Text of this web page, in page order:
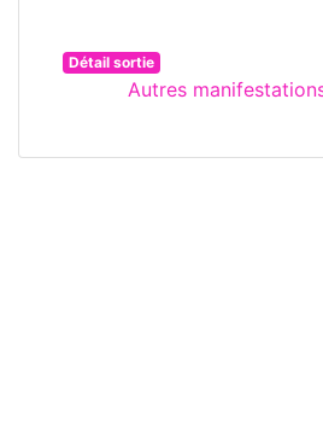
Détail sortie
Autres